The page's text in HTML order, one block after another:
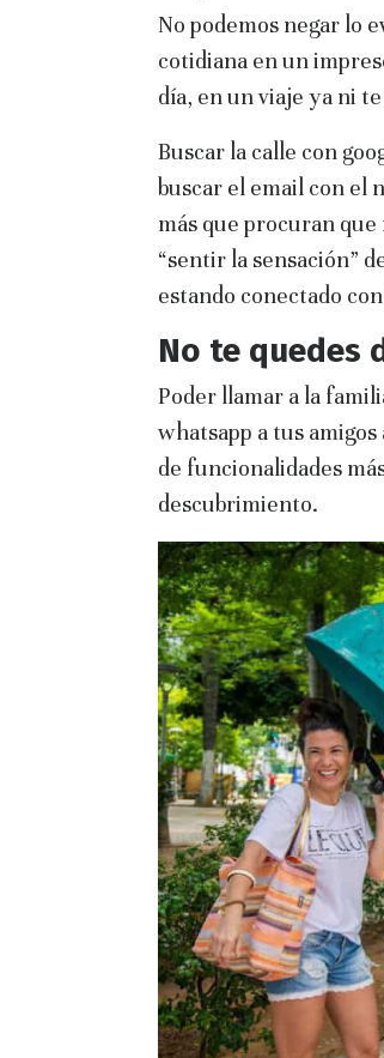
No podemos negar lo
cotidiana en un
día, en un viaje ya ni
Buscar la calle con
buscar el email con el
más que procuran
“sentir la sensación”
estando conectado
No te quedes
Poder llamar a la
whatsapp a tus
de funcionalidades
descubrimiento.